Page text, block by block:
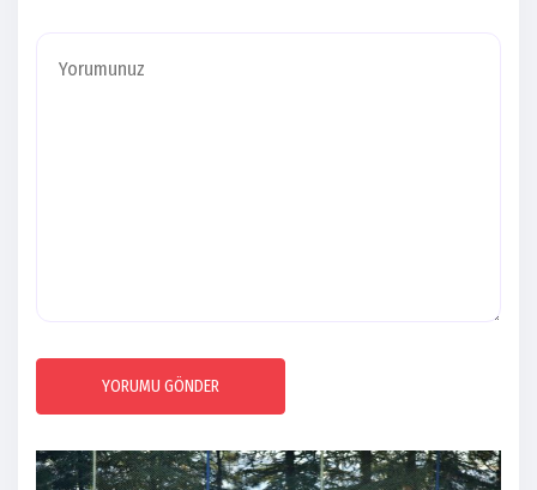
YORUMU GÖNDER